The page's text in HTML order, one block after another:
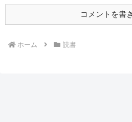
コメントを書
ホーム 読書